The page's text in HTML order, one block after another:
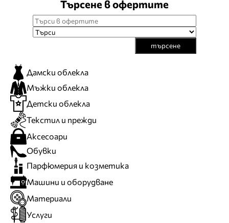
Търсене в офертите
търсене
Дамски облекла
Мъжки облекла
Детски облекла
Текстил и прежди
Аксесоари
Обувки
Парфюмерия и козметика
Машини и оборудване
Материали
Услуги